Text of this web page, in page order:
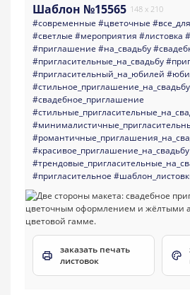
Шаблон №15565 148 x 210
#современные #цветочные
#светлые #мероприятия #листовка
#приглашение #на_свадьбу
#пригласительные_на_свадьбу
#пригласительный_на_юбилей
#стильное_приглашение_на_свадьбу
#свадебное_приглашение
#красивое_приглашение_на_свадьбу
#пригласительное
заказать печать
листовок